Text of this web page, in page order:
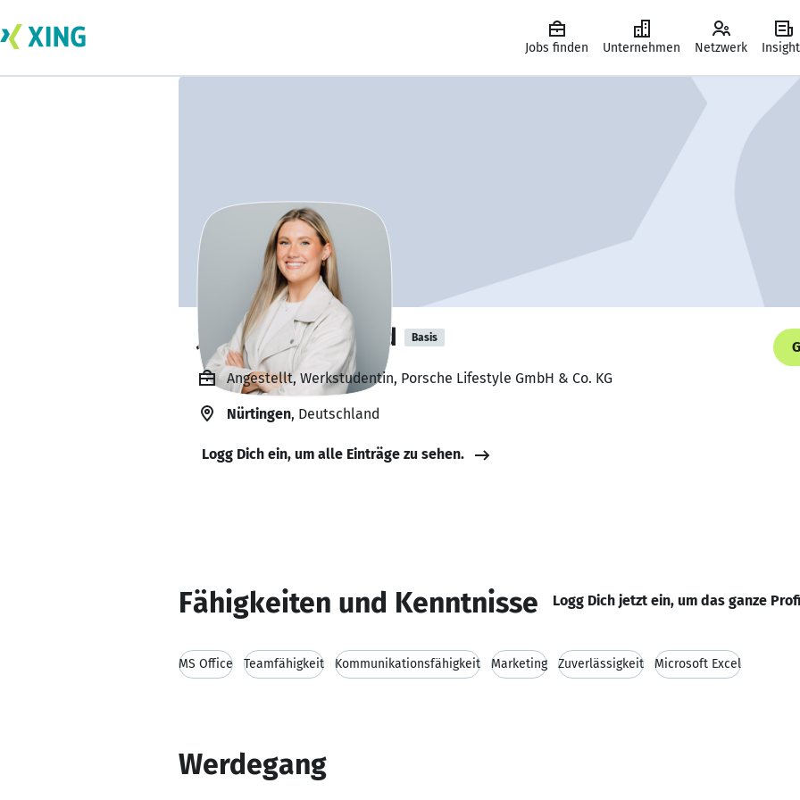
Jobs finden Unternehmen Netzwerk
Johanna Reinhard Basis
Angestellt, Werkstudentin, Porsche Lifestyle GmbH & Co. KG
Nürtingen, Deutschland
Logg Dich ein, um alle Einträge zu sehen.
Fähigkeiten und Kenntnisse Logg Dich jetzt ein, um das ganze
MS Office Teamfähigkeit Kommunikationsfähigkeit Marketing Zuverlässigkeit Microsoft Excel
Werdegang